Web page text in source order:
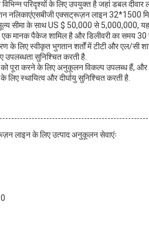
परिदृश्यों के लिए उपयुक्त है जहां डबल
नलिकाएंएसबीजी एक्सट्रूज़न लाइन 32*1500
सीमा के साथ US $ 50,000 से 5,000,000, यह
एक मानक पैकेज शामिल है और डिलीवरी का समय
के लिए स्वीकृत भुगतान शर्तों में टीटी और एल/सी
उपलब्धता सुनिश्चित करती है.
को पूरा करने के लिए अनुकूलन विकल्प उपलब्ध हैं,
स्थायित्व और दीर्घायु सुनिश्चित करती है.
लाइन के लिए उत्पाद अनुकूलन सेवाएंः